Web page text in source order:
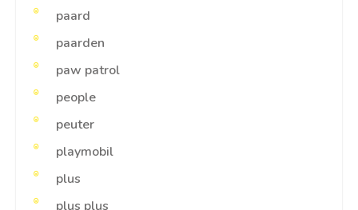
paard
paarden
paw patrol
people
peuter
playmobil
plus
plus plus